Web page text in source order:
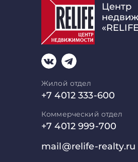
Центр
Жилой отдел
+7 4012 333-600
Коммерческий отдел
+7 4012 999-700
mail@relife-realty.ru